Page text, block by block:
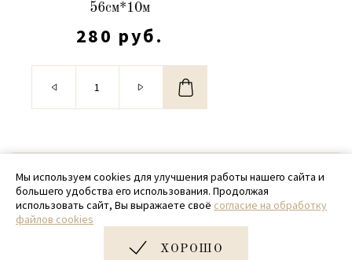
56см*10м
280 руб.
© 2020 - 2026 SamPack
+ 7 (918) 699-97-87
zakaz@sampack.store
Мы используем cookies для улучшения работы нашего сайта и
большего удобства его использования. Продолжая
использовать сайт, Вы выражаете своё согласие на обработку
файлов cookies
ХОРОШО